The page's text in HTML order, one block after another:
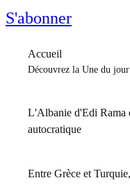
S'abonner
Accueil
Découvrez la Une du jour
L'Albanie d'Edi Rama
autocratique
Entre Grèce et